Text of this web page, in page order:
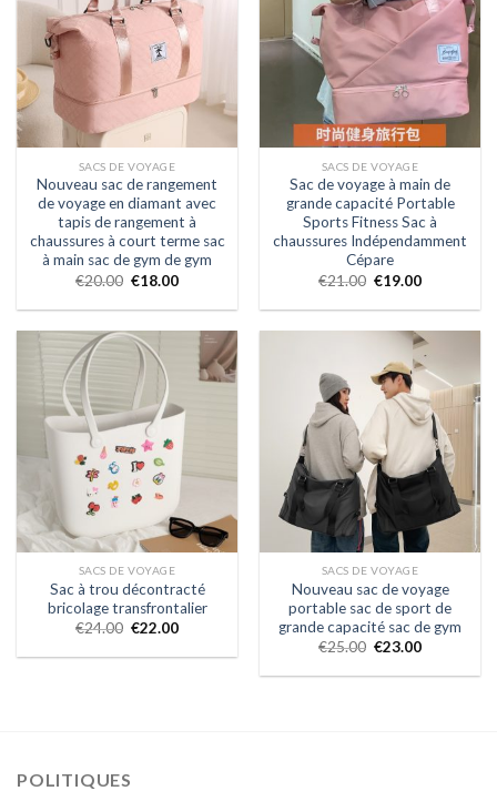
SACS DE VOYAGE
Nouveau sac de rangement
de voyage en diamant avec
tapis de rangement à
chaussures à court terme sac
à main sac de gym de gym
€20.00 €18.00
SACS DE VOYAGE
Sac de voyage à main de
grande capacité Portable
Sports Fitness Sac à
chaussures Indépendamment
Cépare
€21.00 €19.00
SACS DE VOYAGE
Sac à trou décontracté
bricolage transfrontalier
€24.00 €22.00
SACS DE VOYAGE
Nouveau sac de voyage
portable sac de sport de
grande capacité sac de gym
€25.00 €23.00
POLITIQUES